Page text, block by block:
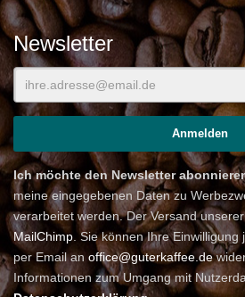
Newsletter
Ich möchte den Newsletter
meine eingegebenen Daten zu
verarbeitet werden. Der Versand
MailChimp. Sie können Ihre
per Email an office@guterkaffee.de
Informationen zum Umgang mit